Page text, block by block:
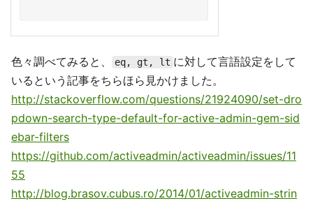
色々調べてみると、 eq, gt, lt に対して言語設定をして
いるという記事をちらほら見かけました。
http://stackoverflow.com/questions/21924090/set-dro
pdown-search-type-default-for-active-admin-gem-sid
ebar-filters
https://github.com/activeadmin/activeadmin/issues/11
55
http://blog.brasov.cubus.ro/2014/01/activeadmin-strin